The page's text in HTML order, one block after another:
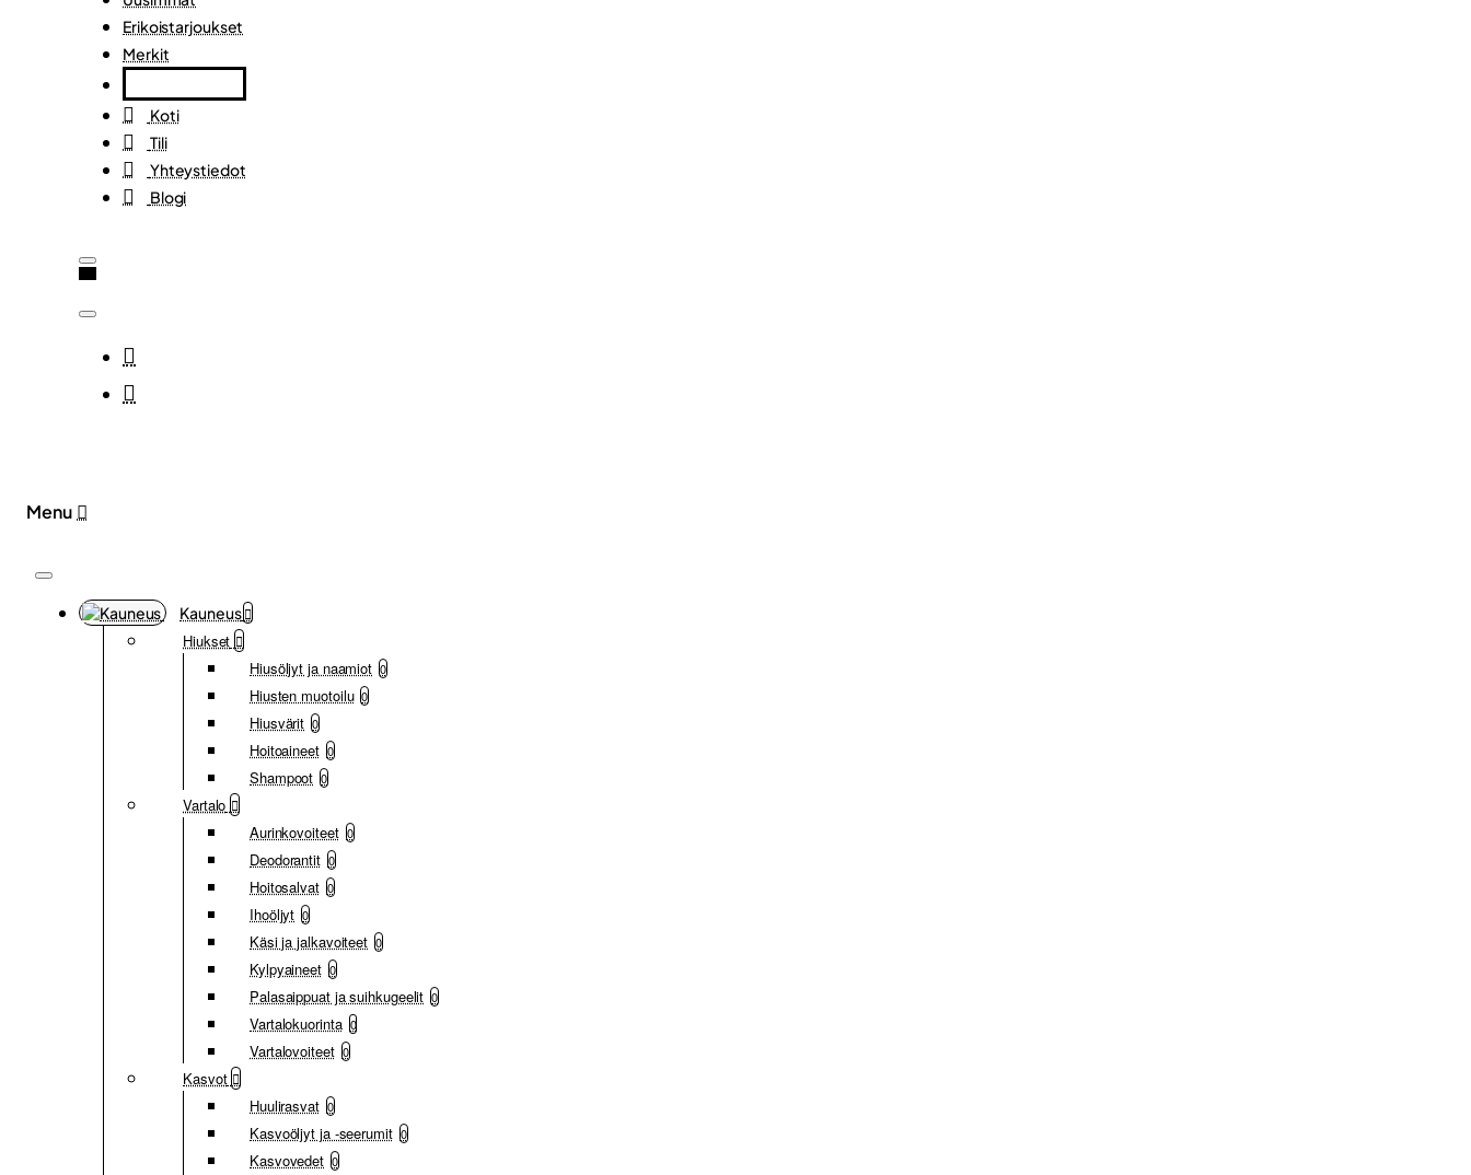
Erikoistarjoukset
Merkit
Koti
Tili
Yhteystiedot
Blogi
Kauneus
Hiukset
Hiusöljyt ja naamiot 0
Hiusten muotoilu 0
Hiusvärit 0
Hoitoaineet 0
Shampoot 0
Vartalo
Aurinkovoiteet 0
Deodorantit 0
Hoitosalvat 0
Ihoöljyt 0
Käsi ja jalkavoiteet 0
Kylpyaineet 0
Palasaippuat ja suihkugeelit 0
Vartalokuorinta 0
Vartalovoiteet 0
Kasvot
Huulirasvat 0
Kasvoöljyt ja -seerumit 0
Kasvovedet 0